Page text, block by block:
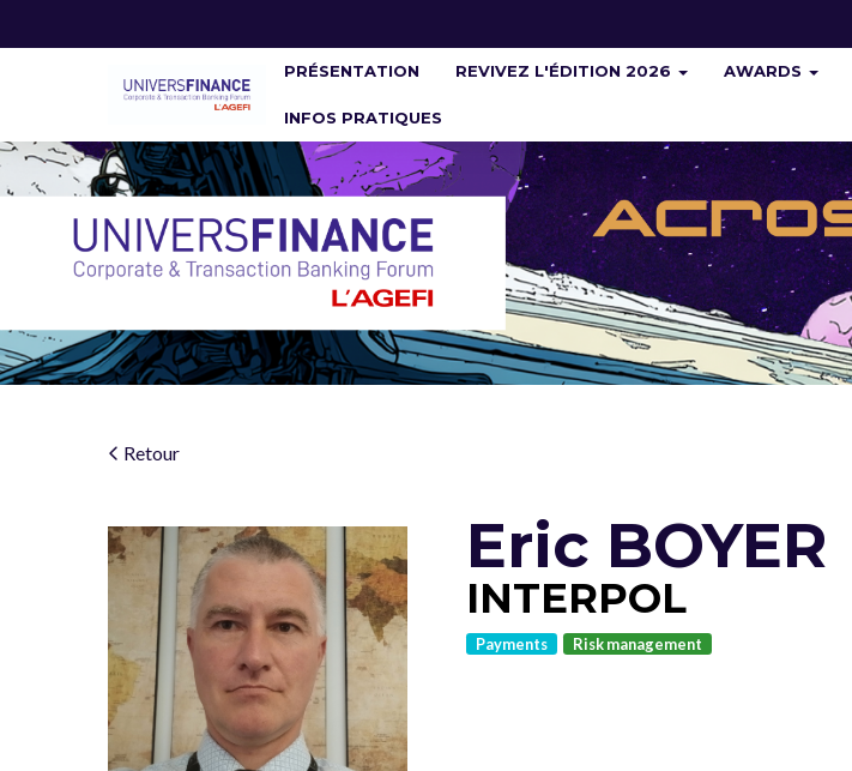
PRÉSENTATION REVIVEZ L'ÉDITION 2026 AWARDS
INFOS PRATIQUES
Retour
Eric BOYER
INTERPOL
Payments Risk management